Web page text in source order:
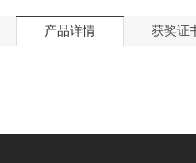
产品详情 获奖证